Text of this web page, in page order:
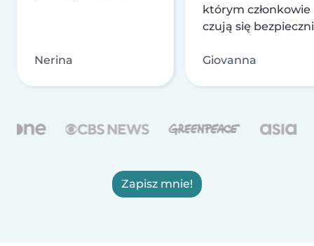
Nerina
którym członkowie
czują się
Giovanna
Zapisz mnie!